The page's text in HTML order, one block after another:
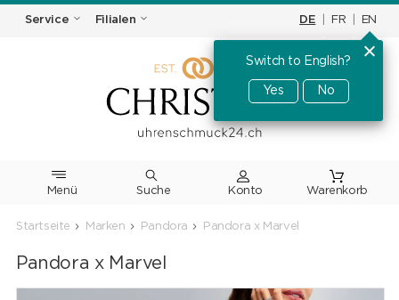
Service Filialen DE FR EN
Switch to English?
Yes No
Menü Suche Warenkorb
Startseite Marken Pandora Pandora x Marvel
Pandora x Marvel